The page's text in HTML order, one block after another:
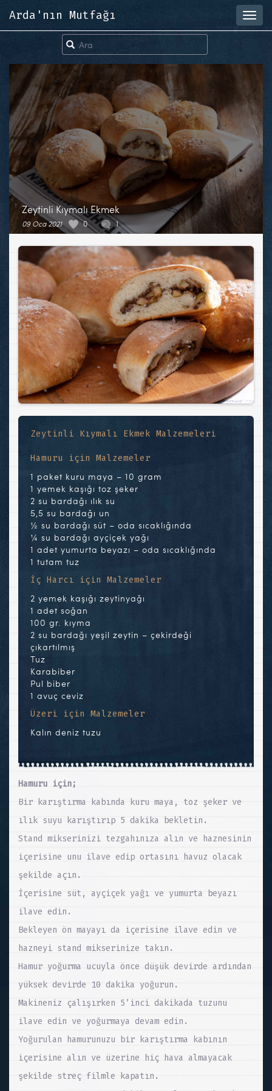
Arda'nın Mutfağı
Zeytinli Kıymalı Ekmek
09 Oca 2021 0 1
Zeytinli Kıymalı Ekmek Malzemeleri
Hamuru için Malzemeler
1 paket kuru maya – 10 gram
1 yemek kaşığı toz şeker
2 su bardağı ılık su
5,5 su bardağı un
½ su bardağı süt – oda sıcaklığında
¼ su bardağı ayçiçek yağı
1 adet yumurta beyazı – oda sıcaklığında
1 tutam tuz
İç Harcı için Malzemeler
2 yemek kaşığı zeytinyağı
1 adet soğan
100 gr. kıyma
2 su bardağı yeşil zeytin – çekirdeği
çıkartılmış
Tuz
Karabiber
Pul biber
1 avuç ceviz
Üzeri için Malzemeler
Kalın deniz tuzu
Hamuru için;
Bir karıştırma kabında kuru maya, toz şeker ve
ılık suyu karıştırıp 5 dakika bekletin.
Stand mikserinizi tezgahınıza alın ve haznesinin
içerisine unu ilave edip ortasını havuz olacak
şekilde açın.
İçerisine süt, ayçiçek yağı ve yumurta beyazı
ilave edin.
Bekleyen ön mayayı da içerisine ilave edin ve
hazneyi stand mikserinize takın.
Hamur yoğurma ucuyla önce düşük devirde ardından
yüksek devirde 10 dakika yoğurun.
Makineniz çalışırken 5’inci dakikada tuzunu
ilave edin ve yoğurmaya devam edin.
Yoğurulan hamurunuzu bir karıştırma kabının
içerisine alın ve üzerine hiç hava almayacak
şekilde streç filmle kapatın.